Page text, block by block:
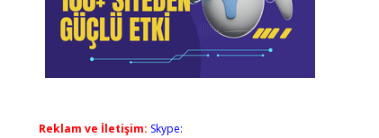
Reklam ve İletişim: Skype: